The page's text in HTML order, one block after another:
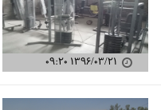
۱۳۹۶/۰۳/۲۱ ۰۹:۲۰